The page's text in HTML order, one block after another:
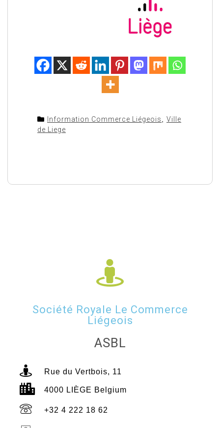
Information Commerce Liégeois
Ville
de Liege
Société Royale Le Commerce
Liégeois
ASBL
Rue du Vertbois, 11
4000 LIÈGE Belgium
+32 4 222 18 62